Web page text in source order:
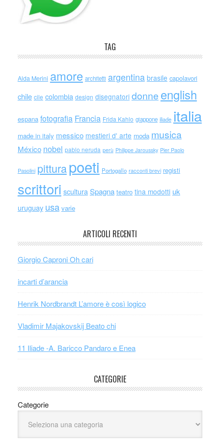
TAG
Alda Merini amore architetti argentina brasile capolavori
chile cile colombia design disegnatori donne english
espana fotografia Francia Frida Kahlo giappone iliade italia
made in italy messico mestieri d' arte moda musica
México nobel pablo neruda perù Philippe Jaroussky Pier Paolo
Pasolini pitturapoeti Portogallo racconti brevi registi
scrittori scultura Spagna teatro tina modotti uk
uruguay usa varie
ARTICOLI RECENTI
Giorgio Caproni Oh cari
incarti d’arancia
Henrik Nordbrandt L’amore è così logico
Vladimir Majakovskij Beato chi
11 Iliade -A. Baricco Pandaro e Enea
CATEGORIE
Categorie